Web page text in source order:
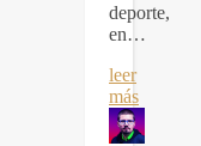
deporte,
en…
leer
más